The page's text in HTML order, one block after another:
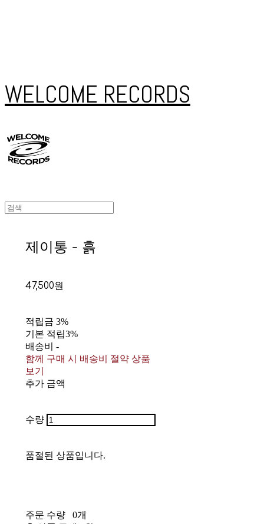
WELCOME RECORDS
제이통 - 흙
47,500원
적립금 3%
기본 적립3%
배송비 -
함께 구매 시 배송비 절약 상품
보기
추가 금액
수량
품절된 상품입니다.
주문 수량
0개